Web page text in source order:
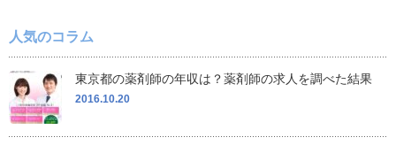
人気のコラム
東京都の薬剤師の年収は？薬剤師の求人を調べた結果
2016.10.20